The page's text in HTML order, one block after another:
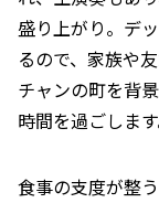
盛り上がり。デ
るので、家族や
チャンの町を背
時間を過ごします
食事の支度が整